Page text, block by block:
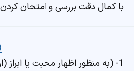
با کمال دقت بررسی و امتحان کردن
1- (به منظور اظهار محبت یا